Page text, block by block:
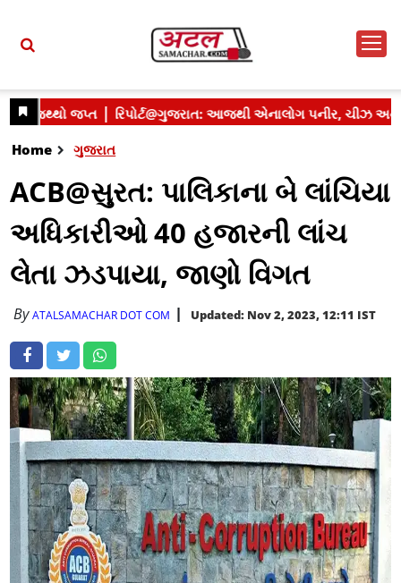
Home ગુજરાત
ACB@સુરત: પાલિકાના બે લાંચિયા
અધિકારીઓ 40 હજારની લાંચ
લેતા ઝડપાયા, જાણો વિગત
ByATALSAMACHAR DOT COM Updated: Nov 2, 2023, 12:11 IST